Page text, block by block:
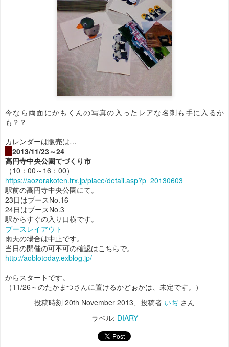
今なら両面にかもくんの写真の入ったレアな名刺も手に入るか
も？？
カレンダーは販売は…
2013/11/23～24
高円寺中央公園てづくり市
（10：00～16：00）
https://aozorakoten.trx.jp/place/detail.asp?p=20130603
駅前の高円寺中央公園にて。
23日はブースNo.16
24日はブースNo.3
駅からすぐの入り口横です。
ブースレイアウト
雨天の場合は中止です。
当日の開催の可不可の確認はこちらで。
http://aoblotoday.exblog.jp/
からスタートです。
（11/26～のたかまつさんに置けるかどぉかは、未定です。）
投稿時刻 20th November 2013 、投稿者 いぢ さん
ラベル: DIARY